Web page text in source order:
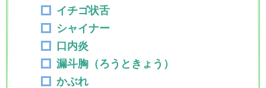
イチゴ状舌
シャイナー
口内炎
漏斗胸（ろうときょう）
かぶれ